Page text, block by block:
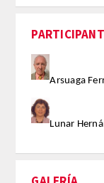
HISTÓRICO
VIDEOTECA
PREMIOS
PREMIOS 2026
Arsuaga
Lunar